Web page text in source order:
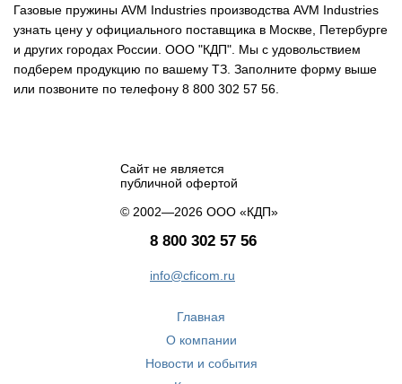
Газовые пружины AVM Industries производства AVM Industries
узнать цену у официального поставщика в Москве, Петербурге
и других городах России. ООО "КДП". Мы с удовольствием
подберем продукцию по вашему ТЗ. Заполните форму выше
или позвоните по телефону 8 800 302 57 56.
Сайт не является
публичной офертой
© 2002—2026 ООО «КДП»
8 800 302 57 56
info@cficom.ru
Главная
О компании
Новости и события